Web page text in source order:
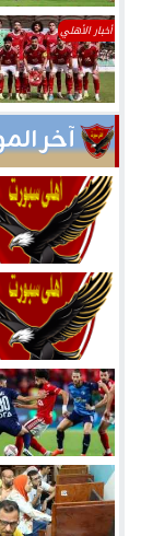
أخبار الأهلي
آخر